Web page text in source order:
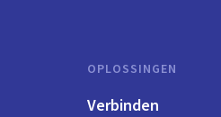
OPLOSSINGEN
Verbinden